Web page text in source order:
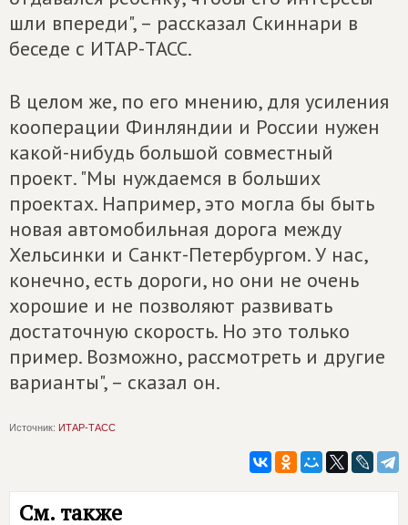
шли впереди", – рассказал Скиннари в
беседе с ИТАР-ТАСС.
В целом же, по его мнению, для усиления
кооперации Финляндии и России нужен
какой-нибудь большой совместный
проект. "Мы нуждаемся в больших
проектах. Например, это могла бы быть
новая автомобильная дорога между
Хельсинки и Санкт-Петербургом. У нас,
конечно, есть дороги, но они не очень
хорошие и не позволяют развивать
достаточную скорость. Но это только
пример. Возможно, рассмотреть и другие
варианты", – сказал он.
Источник: ИТАР-ТАСС
См. также